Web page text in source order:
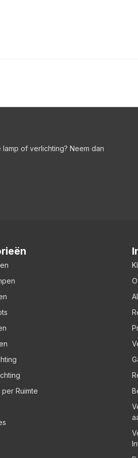
of verlichting? Neem dan
Ruimte